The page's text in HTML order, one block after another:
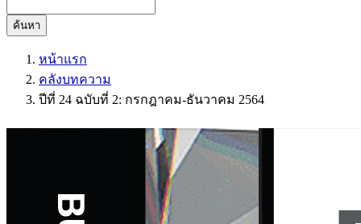
ค้นหา
หน้าแรก
คลังบทความ
ปีที่ 24 ฉบับที่ 2: กรกฎาคม-ธันวาคม 2564